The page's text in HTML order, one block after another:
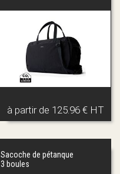
à partir de 125.96 € HT
Sacoche de pétanque
3 boules